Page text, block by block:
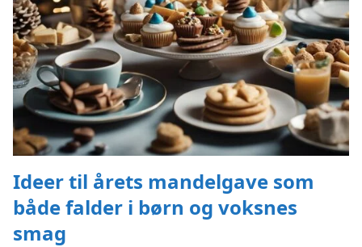
Ideer til årets mandelgave som
både falder i børn og voksnes
smag